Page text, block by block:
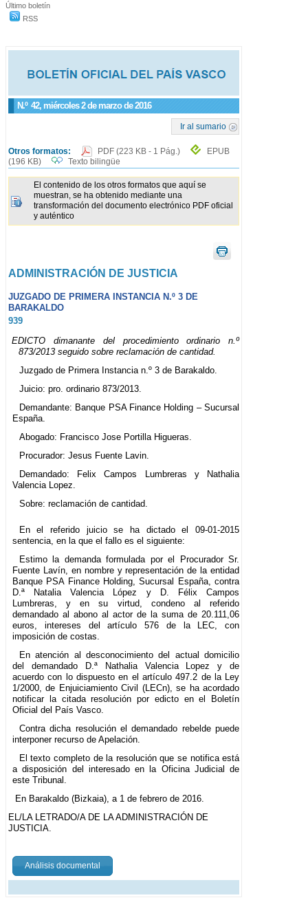
Último boletín
RSS
N.º 42, miércoles 2 de marzo de 2016
Ir al sumario
Otros formatos: PDF (223 KB - 1 Pág.)
EPUB
(196 KB)
Texto bilingüe
El contenido de los otros formatos que aquí se
muestran, se ha obtenido mediante una
transformación del documento electrónico PDF oficial
y auténtico
ADMINISTRACIÓN DE JUSTICIA
JUZGADO DE PRIMERA INSTANCIA N.º 3 DE
BARAKALDO
939
EDICTO dimanante del procedimiento ordinario n.º
873/2013 seguido sobre reclamación de cantidad.
Juzgado de Primera Instancia n.º 3 de Barakaldo.
Juicio: pro. ordinario 873/2013.
Demandante: Banque PSA Finance Holding – Sucursal
España.
Abogado: Francisco Jose Portilla Higueras.
Procurador: Jesus Fuente Lavin.
Demandado: Felix Campos Lumbreras y Nathalia
Valencia Lopez.
Sobre: reclamación de cantidad.
En el referido juicio se ha dictado el 09-01-2015
sentencia, en la que el fallo es el siguiente:
Estimo la demanda formulada por el Procurador Sr.
Fuente Lavín, en nombre y representación de la entidad
Banque PSA Finance Holding, Sucursal España, contra
D.ª Natalia Valencia López y D. Félix Campos
Lumbreras, y en su virtud, condeno al referido
demandado al abono al actor de la suma de 20.111,06
euros, intereses del artículo 576 de la LEC, con
imposición de costas.
En atención al desconocimiento del actual domicilio
del demandado D.ª Nathalia Valencia Lopez y de
acuerdo con lo dispuesto en el artículo 497.2 de la Ley
1/2000, de Enjuiciamiento Civil (LECn), se ha acordado
notificar la citada resolución por edicto en el Boletín
Oficial del País Vasco.
Contra dicha resolución el demandado rebelde puede
interponer recurso de Apelación.
El texto completo de la resolución que se notifica está
a disposición del interesado en la Oficina Judicial de
este Tribunal.
En Barakaldo (Bizkaia), a 1 de febrero de 2016.
EL/LA LETRADO/A DE LA ADMINISTRACIÓN DE
JUSTICIA.
Análisis documental